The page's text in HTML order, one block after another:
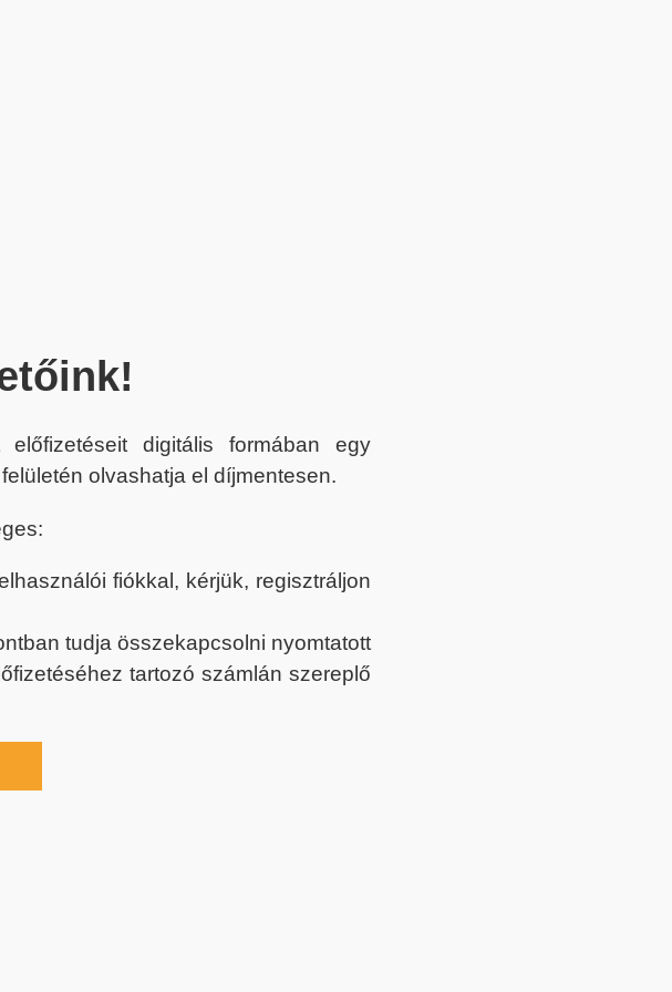
előfizetéseit digitális formában egy
olvashatja el díjmentesen.
fiókkal, kérjük, regisztráljon
tudja összekapcsolni nyomtatott
tartozó számlán szereplő